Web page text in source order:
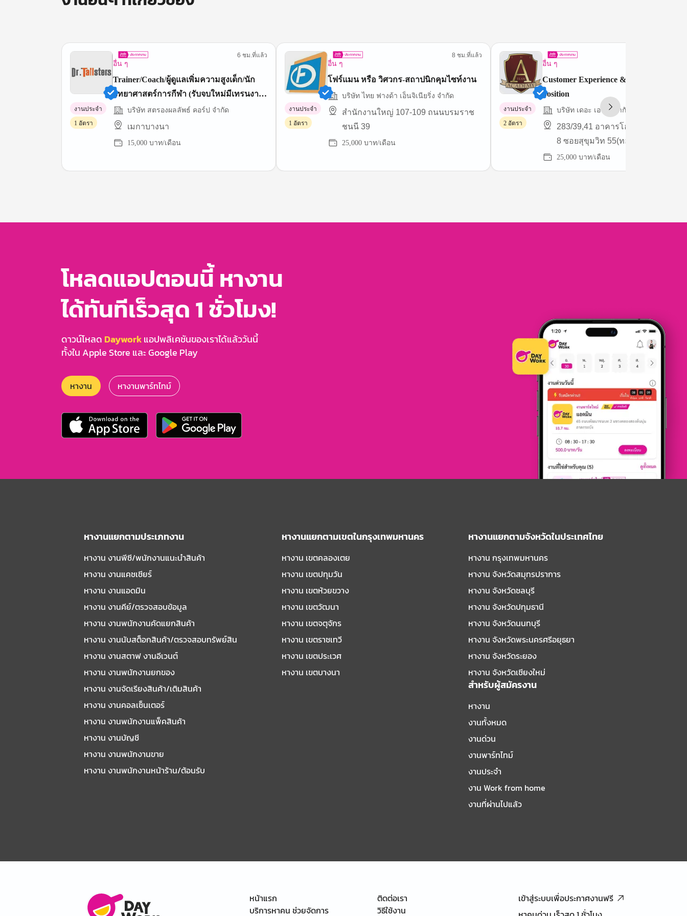
อื่น ๆ
6 ชม.ที่แล้ว
Trainer/Coach/ผู้ดูแลเพิ่มความสูงเด็ก/นัก
วิทยาศาสตร์การกีฬา (รับจบใหม่มีเทรนงาน
ให้) บริษัท สตรองผลลัพธ์ คอร์ป จำกัด
เมกาบางนา
15,000 บาท/เดือน
งานประจำ
1 อัตรา
อื่น ๆ
8 ชม.ที่แล้ว
โฟร์แมน หรือ วิศวกร-สถาปนิกคุมไซท์งาน
บริษัท ไทย ฟางด้า เอ็นจิเนียริ่ง จำกัด
สำนักงานใหญ่ 107-109 ถนนบรมราช
ชนนี 39
25,000 บาท/เดือน
งานประจำ
1 อัตรา
อื่น ๆ
Customer Experience & Admin
position
บริษัท เดอะ เอ ทีม จำกัด
283/39,41 อาคารโฮมเพลสออฟฟิศ
8 ซอยสุขุมวิท 55(ทองหล่อ 13) แขวง
คลองตันเหนือ เขตวัฒนา
กรุงเทพมหานคร
25,000 บาท/เดือน
งานประจำ
2 อัตรา
โหลดแอปตอนนี้ หางาน
ได้ทันทีเร็วสุด 1 ชั่วโมง!
ดาวน์โหลด Dayworkแอปพลิเคชันของเราได้แล้ววันนี้
ทั้งใน Apple Store และ Google Play
หางาน หางานพาร์ทไทม์
หางานแยกตามประเภทงาน
หางาน งานพีซี/พนักงานแนะนําสินค้า
หางาน งานแคชเชียร์
หางาน งานแอดมิน
หางาน งานคีย์/ตรวจสอบข้อมูล
หางาน งานพนักงานคัดแยกสินค้า
หางาน งานนับสต็อกสินค้า/ตรวจสอบทรัพย์สิน
หางาน งานสตาฟ งานอีเวนต์
หางาน งานพนักงานยกของ
หางาน งานจัดเรียงสินค้า/เติมสินค้า
หางาน งานคอลเซ็นเตอร์
หางาน งานพนักงานแพ็คสินค้า
หางาน งานบัญชี
หางาน งานพนักงานขาย
หางาน งานพนักงานหน้าร้าน/ต้อนรับ
หางานแยกตามเขตในกรุงเทพมหานคร
หางาน เขตคลองเตย
หางาน เขตปทุมวัน
หางาน เขตห้วยขวาง
หางาน เขตวัฒนา
หางาน เขตจตุจักร
หางาน เขตราชเทวี
หางาน เขตประเวศ
หางาน เขตบางนา
หางานแยกตามจังหวัดในประเทศไทย
หางาน กรุงเทพมหานคร
หางาน จังหวัดสมุทรปราการ
หางาน จังหวัดชลบุรี
หางาน จังหวัดปทุมธานี
หางาน จังหวัดนนทบุรี
หางาน จังหวัดพระนครศรีอยุธยา
หางาน จังหวัดระยอง
หางาน จังหวัดเชียงใหม่
สำหรับผู้สมัครงาน
หางาน
งานทั้งหมด
งานด่วน
งานพาร์ทไทม์
งานประจำ
งาน Work from home
งานที่ผ่านไปแล้ว
หน้าแรก
บริการหาคน ช่วยจัดการ
ติดต่อเรา
วิธีใช้งาน
เข้าสู่ระบบเพื่อประกาศงานฟรี